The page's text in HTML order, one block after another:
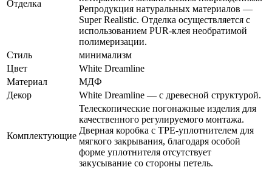
Отделка
Репродукция натуральных материалов —
Super Realistic. Отделка осуществляется с
использованием PUR-клея необратимой
полимеризации.
Стиль
минимализм
Цвет
White Dreamline
Материал
МДФ
Декор
White Dreamline — с древесной структурой.
Комплектующие
Телескопические погонажные изделия для
качественного регулируемого монтажа.
Дверная коробка с TPE-уплотнителем для
мягкого закрывания, благодаря особой
форме уплотнителя отсутствует
закусывание со стороны петель.